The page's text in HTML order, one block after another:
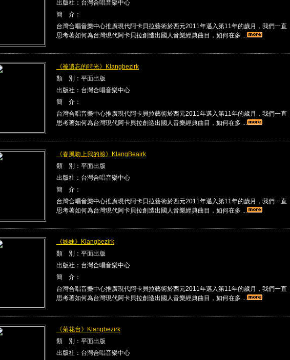
出版社：台灣合唱音樂中心
簡 介：
台灣合唱音樂中心推廣現代阿卡貝拉藝術於西元2011年邁入第11年的歲月，我們一直
思考著如何為台灣現代阿卡貝拉創造出國人音樂經典曲目，如何在多 ...
《被遺忘的時光》Klangbezirk
類 別：平面出版
出版社：台灣合唱音樂中心
簡 介：
台灣合唱音樂中心推廣現代阿卡貝拉藝術於西元2011年邁入第11年的歲月，我們一直
思考著如何為台灣現代阿卡貝拉創造出國人音樂經典曲目，如何在多 ...
《春風吻上我的臉》KlangBeairk
類 別：平面出版
出版社：台灣合唱音樂中心
簡 介：
台灣合唱音樂中心推廣現代阿卡貝拉藝術於西元2011年邁入第11年的歲月，我們一直
思考著如何為台灣現代阿卡貝拉創造出國人音樂經典曲目，如何在多 ...
《姊妹》Klangbezirk
類 別：平面出版
出版社：台灣合唱音樂中心
簡 介：
台灣合唱音樂中心推廣現代阿卡貝拉藝術於西元2011年邁入第11年的歲月，我們一直
思考著如何為台灣現代阿卡貝拉創造出國人音樂經典曲目，如何在多 ...
《菊花台》Klangbezirk
類 別：平面出版
出版社：台灣合唱音樂中心